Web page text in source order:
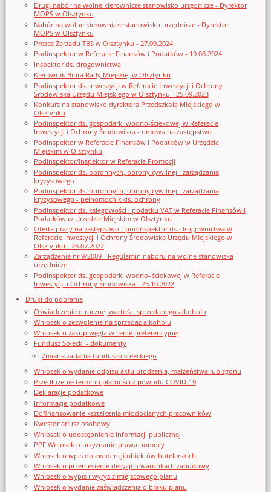
Drugi nabór na wolne kierownicze stanowisko urzędnicze - Dyrektor
MOPS w Olsztynku
Nabór na wolne kierownicze stanowisko urzędnicze - Dyrektor
MOPS w Olsztynku
Prezes Zarządu TBS w Olsztynku - 27.09.2024
Podinspektor w Referacie Finansów i Podatków - 19.08.2024
Inspektor ds. drogownictwa
Kierownik Biura Rady Miejskiej w Olsztynku
Podinspektor ds. inwestycji w Referacie Inwestycji i Ochrony
Środowiska Urzędu Miejskiego w Olsztynku - 25.09.2023
Konkurs na stanowisko dyrektora Przedszkola Miejskiego w
Olsztynku
Podinspektor ds. gospodarki wodno-ściekowej w Referacie
Inwestycji i Ochrony Środowiska - umowa na zastępstwo
Podinspektor w Referacie Finansów i Podatków w Urzędzie
Miejskim w Olsztynku
Podinspektor/inspektor w Referacie Promocji
Podinspektor ds. obronnych, obrony cywilnej i zarządzania
kryzysowego
Podinspektor ds. obronnych, obrony cywilnej i zarządzania
kryzysowego - pełnomocnik ds. ochrony
Podinspektor ds. księgowości i podatku VAT w Referacie Finansów i
Podatków w Urzędzie Miejskim w Olsztynku
Oferta pracy na zastępstwo - podinspektor ds. drogownictwa w
Referacie Inwestycji i Ochrony Środowiska Urzędu Miejskiego w
Olsztynku - 26.07.2022
Zarządzenie nr 9/2009 - Regulamin naboru na wolne stanowiska
urzędnicze.
Podinspektor ds. gospodarki wodno–ściekowej w Referacie
Inwestycji i Ochrony Środowiska - 25.10.2022
Druki do pobrania
Oświadczenie o rocznej wartości sprzedanego alkoholu
Wniosek o zezwolenie na sprzedaz alkoholu
Wniosek o zakup węgla w cenie preferencyjnej
Fundusz Sołecki - dokumenty
Zmiana zadania funduszu sołeckiego
Wniosek o wydanie odpisu aktu urodzenia, małżeństwa lub zgonu
Przedłużenie terminu płatności z powodu COVID-19
Deklaracje podatkowe
Informacje podatkowe
Dofinansowanie kształcenia młodocianych pracowników
Kwestonariusz osobowy
Wniosek o udostępnienie informacji publicznej
PPF Wniosek o przyznanie prawa pomocy
Wniosek o wpis do ewidencji obiektów hotelarskich
Wniosek o przeniesienie decyzji o warunkach zabudowy
Wniosek o wypis i wyrys z miejscowego planu
Wniosek o wydanie zaświadczenia o braku planu